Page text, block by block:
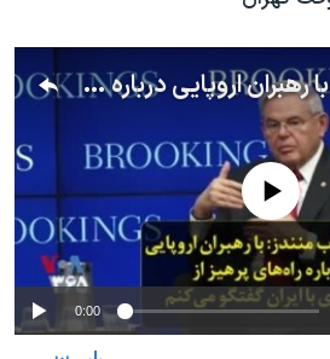
سناتور باب منندز: با رهبران اروپایی درباره راه‌های پرهیز از درگیری با ایران گفتگو می‌کنم
No media source
0:00